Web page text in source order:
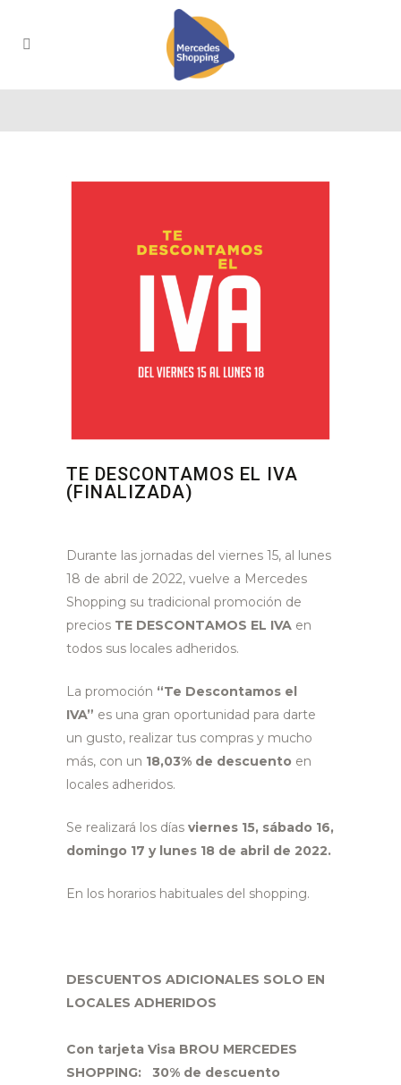
TE DESCONTAMOS EL IVA
(FINALIZADA)
Durante las jornadas del viernes 15, al lunes
18 de abril de 2022, vuelve a Mercedes
Shopping su tradicional promoción de
precios TE DESCONTAMOS EL IVA en
todos sus locales adheridos.
La promoción “Te Descontamos el
IVA” es una gran oportunidad para darte
un gusto, realizar tus compras y mucho
más, con un 18,03% de descuento en
locales adheridos.
Se realizará los días viernes 15, sábado 16,
domingo 17 y lunes 18 de abril de 2022.
En los horarios habituales del shopping.
DESCUENTOS ADICIONALES SOLO EN
LOCALES ADHERIDOS
Con tarjeta Visa BROU MERCEDES
SHOPPING: 30% de descuento